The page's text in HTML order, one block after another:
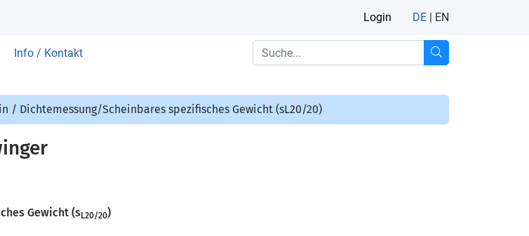
Login DE | EN
Info / Kontakt
/ Dichtemessung/Scheinbares spezifisches Gewicht (sL20/20)
Gewicht (sL20/20)